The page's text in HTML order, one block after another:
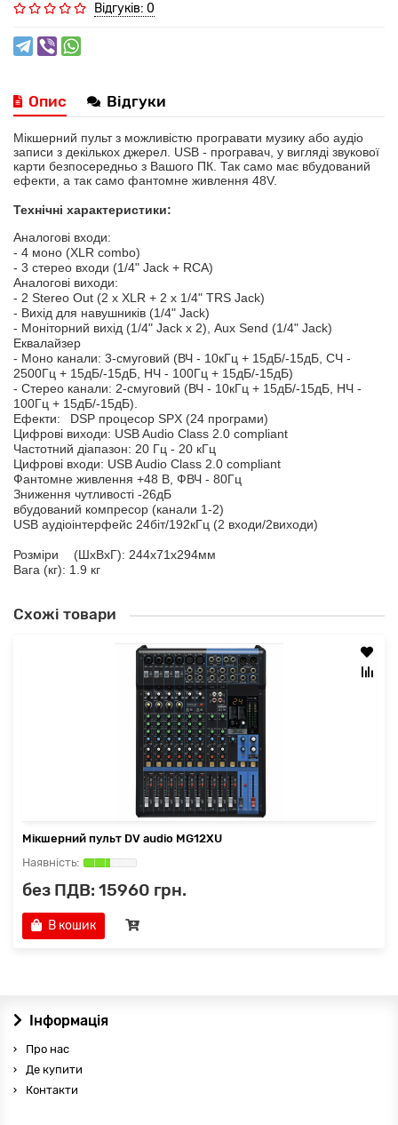
Відгуків: 0
Опис Відгуки
Мікшерний пульт з можливістю програвати музику або аудіо
записи з декількох джерел. USB - програвач, у вигляді звукової
карти безпосередньо з Вашого ПК. Так само має вбудований
ефекти, а так само фантомне живлення 48V.
Технічні характеристики:
Аналогові входи:
- 4 моно (XLR combo)
- 3 стерео входи (1/4" Jack + RCA)
Аналогові виходи:
- 2 Stereo Out (2 x XLR + 2 x 1/4" TRS Jack)
- Вихід для навушників (1/4" Jack)
- Моніторний вихід (1/4" Jack x 2), Aux Send (1/4" Jack)
Еквалайзер
- Моно канали: 3-смуговий (ВЧ - 10кГц + 15дБ/-15дБ, СЧ -
2500Гц + 15дБ/-15дБ, НЧ - 100Гц + 15дБ/-15дБ)
- Стерео канали: 2-смуговий (ВЧ - 10кГц + 15дБ/-15дБ, НЧ -
100Гц + 15дБ/-15дБ).
Ефекти:
DSP процесор SPX (24 програми)
Цифрові виходи: USB Audio Class 2.0 compliant
Частотний діапазон: 20 Гц - 20 кГц
Цифрові входи: USB Audio Class 2.0 compliant
Фантомне живлення +48 В, ФВЧ - 80Гц
Зниження чутливості -26дБ
вбудований компресор (канали 1-2)
USB аудіоінтерфейс 24біт/192кГц (2 входи/2виходи)
Розміри
(ШхВхГ): 244x71x294мм
Вага (кг): 1.9 кг
Схожі товари
Мікшерний пульт DV audio MG12XU
без ПДВ: 15960 грн.
В кошик
Інформація
Про нас
Де купити
Контакти